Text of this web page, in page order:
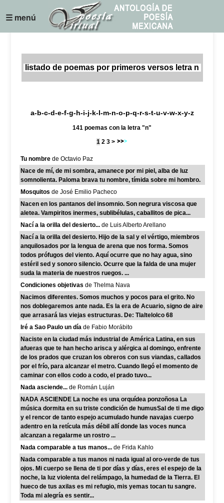
☰ menú
listado de poemas por primeros versos letra n
a-b-c-d-e-f-g-h-i-j-k-l-m-n-o-p-q-r-s-t-u-v-w-x-y-z
141 poemas con la letra "n"
1 2 3 >
Tu nombre de Octavio Paz
Nace de mí, de mi sombra, amanece por mi piel, alba de luz
somnolienta. Paloma brava tu nombre, tímida sobre mi hombro.
Mosquitos de José Emilio Pacheco
Nacen en los pantanos del insomnio. Son negrura viscosa que
aletea. Vampiritos inermes, sublibélulas, caballitos de pica...
Nací a la orilla del desierto... de Luis Alberto Arellano
Nací a la orilla del desierto. Hijo de la sal y el vértigo, miembros
anquilosados por la lengua de arena que nos forma. Somos
todos prófugos del viento. Aquí ocurre que no hay agua, sino
estéril sed y sonoro silencio. Ocurre que la falda de una mujer
suda la materia de nuestros ruegos. ...
Condiciones objetivas de Thelma Nava
Nacimos diferentes. Somos muchos y pocos para el grito. No
nos doblegaremos ante nada. Es la era de Acuario, signo de aire
que arrasará las viejas estructuras. De: Tlaltelolco 68
Iré a Sao Paulo un día de Fabio Morábito
Naciste en la ciudad más industrial de América Latina, en sus
afueras que te han hecho arisca y alérgica al domingo, enfrente
de los prados que cruzan los obreros con sus viandas, callados
por el frío, para alcanzar el metro. Cuando llegó el momento de
caminar con ellos codo a codo, el prado tuvo...
Nada asciende... de Román Luján
NADA ASCIENDE La noche es una orquídea ponzoñosa La
música dormita en su triste condición de humusSal de ti me digo
y el rencor de tanto espejo acumulado hunde navajas cuerpo
adentro en la retícula más débil allí donde las voces nunca
alcanzan a regalarme un rostro ...
Nada comparable a tus manos... de Frida Kahlo
Nada comparable a tus manos ni nada igual al oro-verde de tus
ojos. Mi cuerpo se llena de ti por días y días, eres el espejo de la
noche, la luz violenta del relámpago, la humedad de la Tierra. El
hueco de tus axilas es mi refugio, mis yemas tocan tu sangre.
Toda mi alegría es sentir...